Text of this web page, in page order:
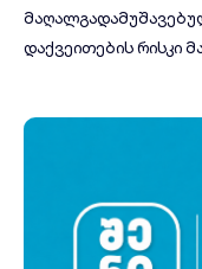
დაქვეითების რისკი